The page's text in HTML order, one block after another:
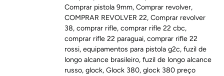
Comprar pistola 9mm,Comprar revolver,
COMPRAR REVOLVER 22,Comprar revolver
38,comprar rifle,comprar rifle 22 cbc,
comprar rifle 22 paraguai,comprar rifle 22
rossi,equipamentos para pistola g2c,fuzil de
longo alcance brasileiro,fuzil de longo alcance
russo,glock,Glock 380,glock 380 preço